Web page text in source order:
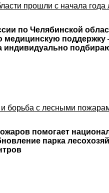
прошли с начала
по Челябинской
поддержку
борьба с лесными
помогает
парка